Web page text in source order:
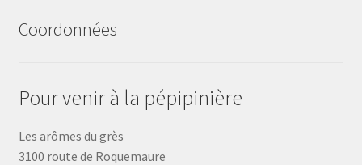
Coordonnées
Pour venir à la pépipinière
Les arômes du grès
3100 route de Roquemaure